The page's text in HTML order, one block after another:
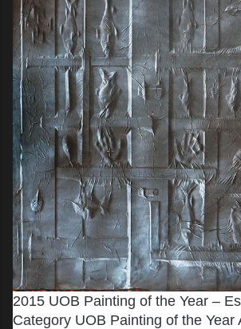
2015 UOB Painting of the Year –
Category UOB Painting of the Year